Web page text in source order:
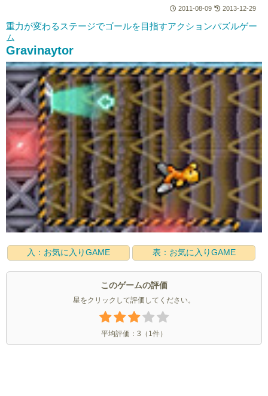
2011-08-09 2013-12-29
重力が変わるステージでゴールを目指すアクションパズルゲー
ム
Gravinaytor
入：お気に入りGAME 表：お気に入りGAME
このゲームの評価
星をクリックして評価してください。
平均評価： 3 （ 1件）